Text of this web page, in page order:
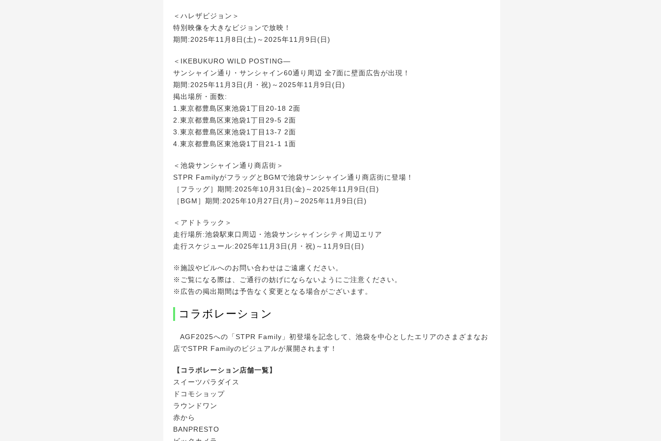
＜ハレザビジョン＞
特別映像を大きなビジョンで放映！
期間:2025年11月8日(土)～2025年11月9日(日)
＜IKEBUKURO WILD POSTING―
サンシャイン通り・サンシャイン60通り周辺 全7面に壁面広告が出現！
期間:2025年11月3日(月・祝)～2025年11月9日(日)
掲出場所・面数:
1.東京都豊島区東池袋1丁目20-18 2面
2.東京都豊島区東池袋1丁目29-5 2面
3.東京都豊島区東池袋1丁目13-7 2面
4.東京都豊島区東池袋1丁目21-1 1面
＜池袋サンシャイン通り商店街＞
STPR FamilyがフラッグとBGMで池袋サンシャイン通り商店街に登場！
［フラッグ］期間:2025年10月31日(金)～2025年11月9日(日)
［BGM］期間:2025年10月27日(月)～2025年11月9日(日)
＜アドトラック＞
走行場所:池袋駅東口周辺・池袋サンシャインシティ周辺エリア
走行スケジュール:2025年11月3日(月・祝)～11月9日(日)
※施設やビルへのお問い合わせはご遠慮ください。
※ご覧になる際は、ご通行の妨げにならないようにご注意ください。
※広告の掲出期間は予告なく変更となる場合がございます。
コラボレーション
AGF2025への「STPR Family」初登場を記念して、池袋を中心としたエリアのさまざまなお
店でSTPR Familyのビジュアルが展開されます！
【コラボレーション店舗一覧】
スイーツパラダイス
ドコモショップ
ラウンドワン
赤から
BANPRESTO